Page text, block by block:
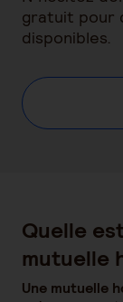
gratuit pour
disponibles.
Quelle
mutuelle
Une mutuelle